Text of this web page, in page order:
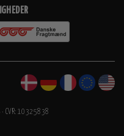
CVR: 10325838